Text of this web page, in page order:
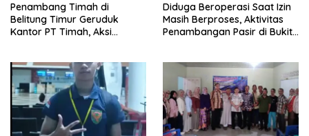
Penambang Timah di
Belitung Timur Geruduk
Kantor PT Timah, Aksi
Diduga Beroperasi Saat Izin
Masih Berproses, Aktivitas
Penambangan Pasir di Bukit